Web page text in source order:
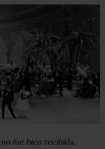
fue bien recibida.